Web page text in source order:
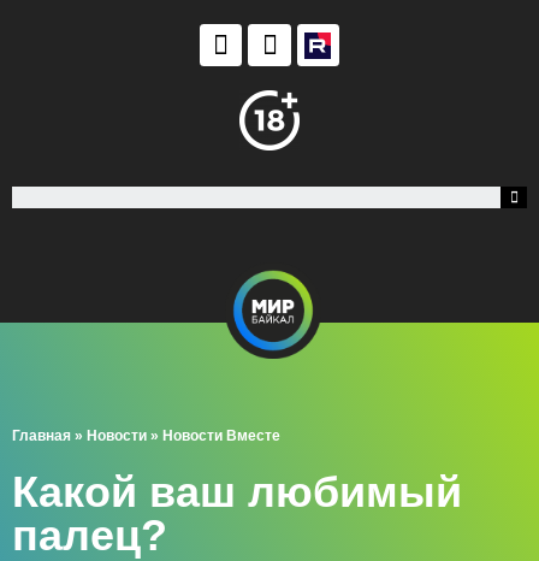
Главная » Новости » Новости Вместе
Какой ваш любимый
палец?